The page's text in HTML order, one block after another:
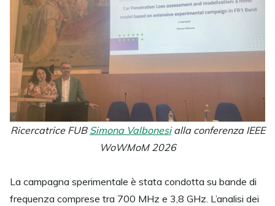
Ricercatrice FUB Simona Valbonesialla conferenza IEEE
WoWMoM 2026
La campagna sperimentale è stata condotta su bande di
frequenza comprese tra 700 MHz e 3,8 GHz. L’analisi dei